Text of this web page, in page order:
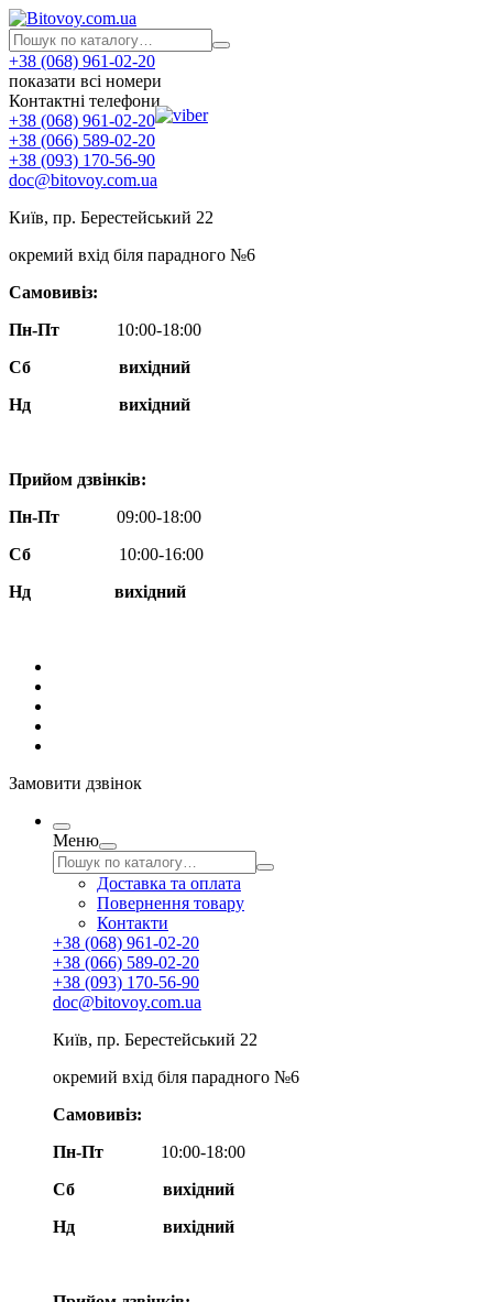
+38 (068) 961-02-20
показати всі номери
Контактні телефони
+38 (068) 961-02-20
+38 (066) 589-02-20
+38 (093) 170-56-90
doc@bitovoy.com.ua
Київ, пр. Берестейський 22
окремий вхід біля парадного №6
Самовивіз:
Пн-Пт
10:00-18:00
Сб
вихідний
Нд
вихідний
Прийом дзвінків:
Пн-Пт
09:00-18:00
Сб
10:00-16:00
Нд вихідний
Замовити дзвінок
Меню
Доставка та оплата
Повернення товару
Контакти
+38 (068) 961-02-20
+38 (066) 589-02-20
+38 (093) 170-56-90
doc@bitovoy.com.ua
Київ, пр. Берестейський 22
окремий вхід біля парадного №6
Самовивіз:
Пн-Пт
10:00-18:00
Сб
вихідний
Нд
вихідний